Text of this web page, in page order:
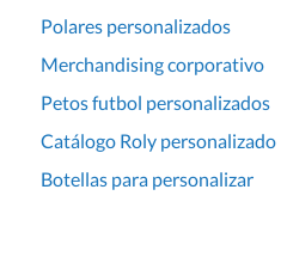
Polares personalizados
Merchandising corporativo
Petos futbol personalizados
Catálogo Roly personalizado
Botellas para personalizar